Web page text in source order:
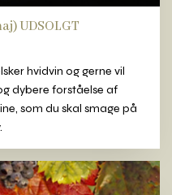
UDSOLGT
hvidvin og gerne vil
dybere forståelse af
som du skal smage på